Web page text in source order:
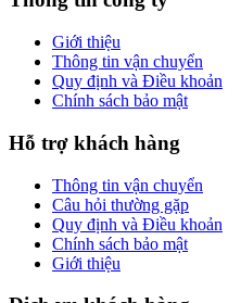
Giới thiệu
Thông tin vận chuyển
Quy định và Điều khoản
Chính sách bảo mật
Hỗ trợ khách hàng
Thông tin vận chuyển
Câu hỏi thường gặp
Quy định và Điều khoản
Chính sách bảo mật
Giới thiệu